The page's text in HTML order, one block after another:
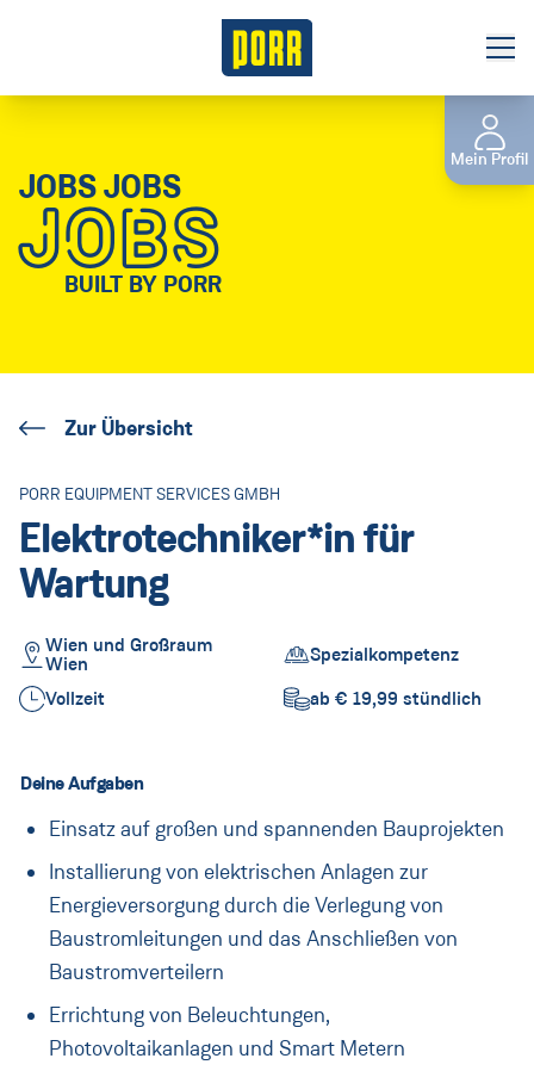
Initiativbewerbung
Gewerbliches Personal
Das sind wir
Niederlassungen
Tochterunternehmen
Lehre
Lehrberufe
Rund um die Lehre
PORR Campus
Praktikum
Praktikum für Schüler*innen
Praktikum für Studierende
FAQ
JOBS JOBS
JOBS
BUILT BY PORR
Zur Übersicht
PORR EQUIPMENT SERVICES GMBH
Elektrotechniker*in für
Wartung
Wien und Großraum
Wien
Spezialkompetenz
Vollzeit
ab € 19,99 stündlich
Deine Aufgaben
Einsatz auf großen und spannenden Bauprojekten
Installierung von elektrischen Anlagen zur
Energieversorgung durch die Verlegung von
Baustromleitungen und das Anschließen von
Baustromverteilern
Errichtung von Beleuchtungen,
Photovoltaikanlagen und Smart Metern
Mein Profil